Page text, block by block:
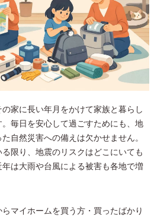
家に長い年月をかけて家族と暮らし
毎日を安心して過ごすためにも、地
自然災害への備えは欠かせません。
限り、地震のリスクはどこにいても
は大雨や台風による被害も各地で増
マイホームを買う方・買ったばかり